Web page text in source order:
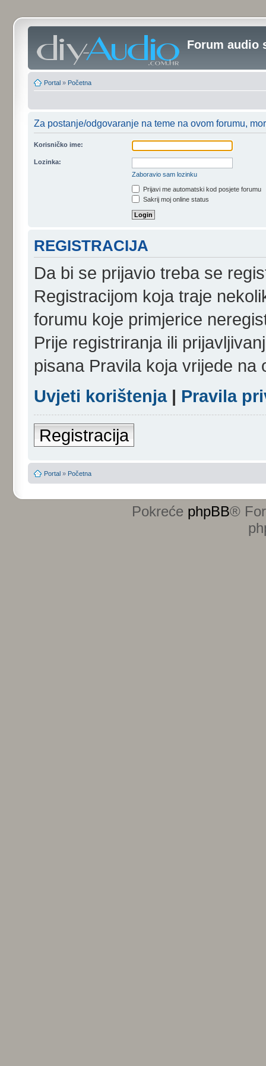
Forum audio
Portal » Početna
Za postanje/odgovaranje na teme na ovom forumu,
Korisničko ime:
Lozinka:
Zaboravio sam lozinku
Prijavi me automatski kod posjete forumu
Sakrij moj online status
REGISTRACIJA
Da bi se prijavio treba se
Registracijom koja traje
forumu koje primjerice
Prije registriranja ili
pisana Pravila koja vrijede na
Uvjeti korištenja| Pravila
Registracija
Portal » Početna
Pokreće phpBB®